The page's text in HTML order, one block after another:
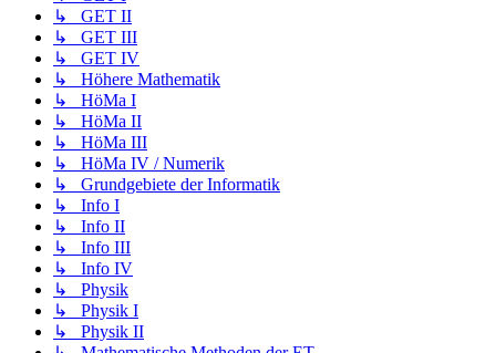
↳ GET II
↳ GET III
↳ GET IV
↳ Höhere Mathematik
↳ HöMa I
↳ HöMa II
↳ HöMa III
↳ HöMa IV / Numerik
↳ Grundgebiete der Informatik
↳ Info I
↳ Info II
↳ Info III
↳ Info IV
↳ Physik
↳ Physik I
↳ Physik II